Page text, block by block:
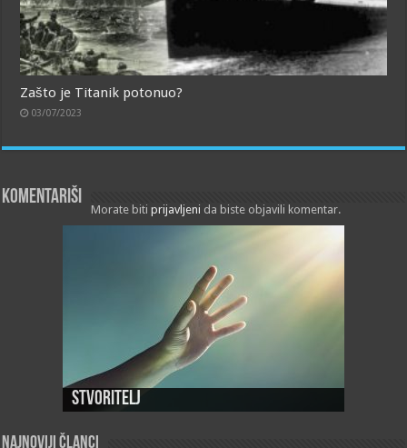
Zašto je Titanik potonuo?
03/07/2023
Komentariši
Morate bitiprijavljeni da biste objavili komentar.
Stvoritelj
Najnoviji članci